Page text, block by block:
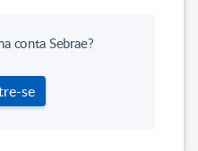
conta Sebrae?
se